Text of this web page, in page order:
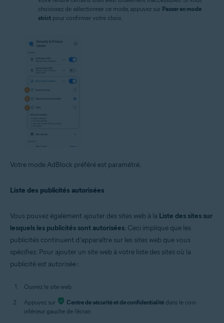
choisissez de sélectionner ce mode, appuyez sur Passer en mode
strict pour confirmer votre choix.
Votre mode AdBlock préféré est paramétré.
Liste des publicités autorisées
Vous pouvez également ajouter des sites web à la Liste des sites sur
lesquels les publicités sont autorisées. Ceci implique que les
publicités continuent d’apparaître sur les sites web que vous
spécifiez. Pour ajouter un site web à votre liste des sites où la
publicité est autorisée :
Ouvrez le site web.
Appuyez sur Centre de sécurité et de confidentialité dans le coin
inférieur gauche de l'écran.